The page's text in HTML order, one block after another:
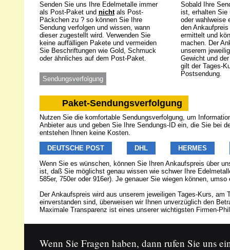
Senden Sie uns Ihre Edelmetalle immer
als Post-Paket und nichtals Post-
Päckchen zu ? so können Sie Ihre
Sendung verfolgen und wissen, wann
dieser zugestellt wird. Verwenden Sie
keine auffälligen Pakete und vermeiden
Sie Beschriftungen wie Gold, Schmuck
oder ähnliches auf dem Post-Paket.
Sendungsverfolgung
Sobald Ihre
ist, erhalten Sie
oder wahlweise
den
ermittelt und
machen. Der
unserem
Gewicht und
gilt der Tages-
Postsendung.
Paket-Sendungsverfolgung
Nutzen Sie die komfortable Sendungsverfolgung, um
Anbieter aus und geben Sie Ihre Sendungs-ID ein, die Sie bei
entstehen Ihnen keine Kosten.
DEUTSCHE POST
DHL
HERMES
Wenn Sie es wünschen, können Sie Ihren Ankaufspreis über
ist, daß Sie möglichst genau wissen wie schwer Ihre
585er, 750er oder 916er). Je genauer Sie wiegen können,
Der Ankaufspreis wird aus unserem jeweiligen Tages-Kurs,
einverstanden sind, überweisen wir Ihnen unverzüglich den
Maximale Transparenz ist eines unserer wichtigsten Firmen-
Wenn Sie Fragen haben, dann rufen Sie uns